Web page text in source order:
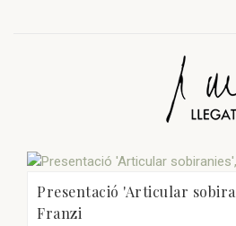
Presentació 'Articular
Franzi